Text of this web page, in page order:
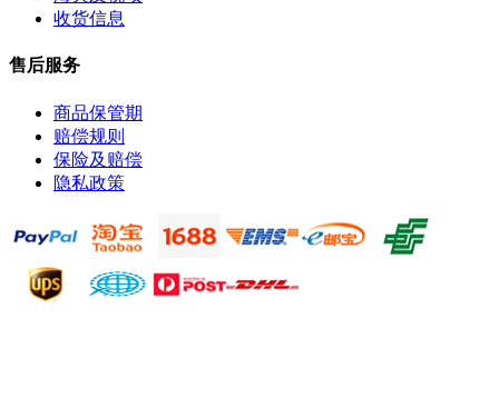
收货信息
售后服务
商品保管期
赔偿规则
保险及赔偿
隐私政策